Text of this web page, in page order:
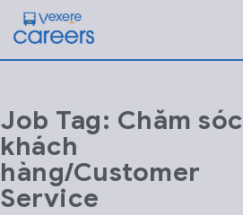
Job Tag: Chăm sóc
khách
hàng/Customer
Service